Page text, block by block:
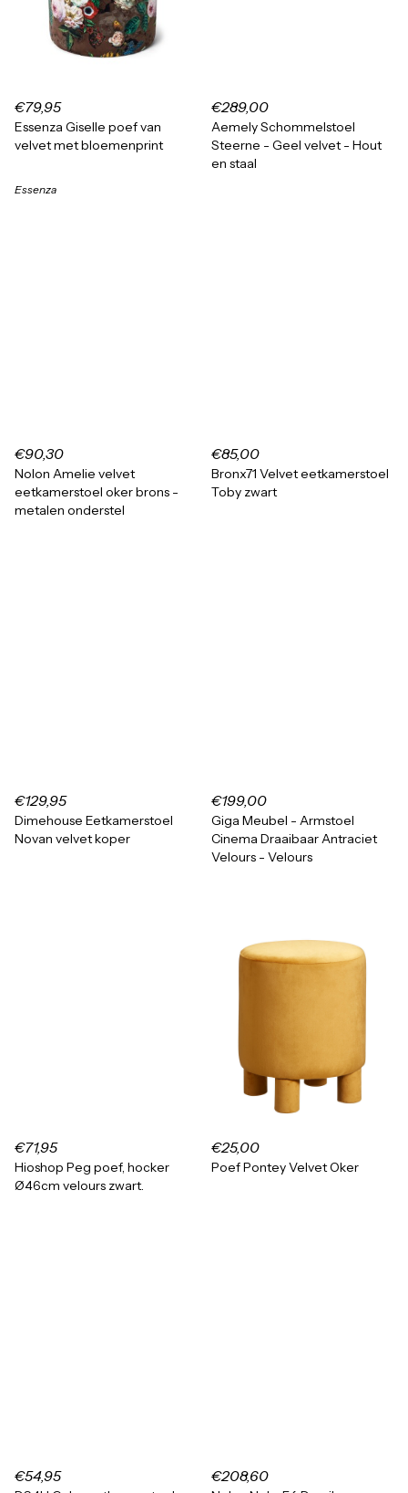
€79,95
Essenza Giselle poef van
velvet met bloemenprint
Essenza
€289,00
Aemely Schommelstoel
Steerne - Geel velvet - Hout
en staal
€90,30
Nolon Amelie velvet
eetkamerstoel oker brons -
metalen onderstel
€85,00
Bronx71 Velvet eetkamerstoel
Toby zwart
€129,95
Dimehouse Eetkamerstoel
Novan velvet koper
€199,00
Giga Meubel - Armstoel
Cinema Draaibaar Antraciet
Velours - Velours
€71,95
Hioshop Peg poef, hocker
Ø46cm velours zwart.
€25,00
Poef Pontey Velvet Oker
€54,95 €208,60